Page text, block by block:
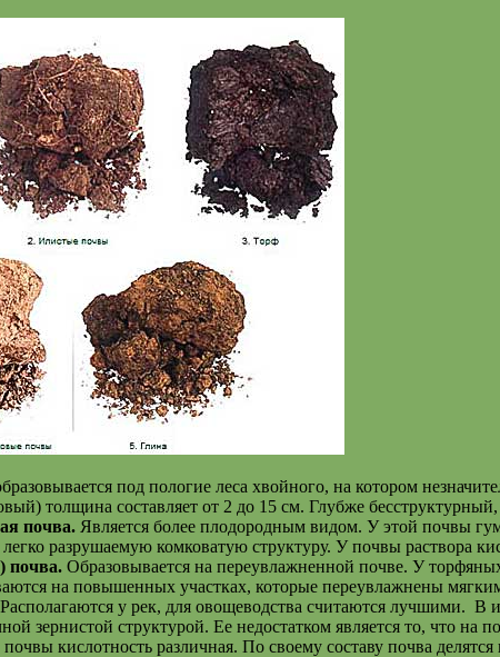
под пологие леса хвойного, на котором
толщина составляет от 2 до 15 см. Глубже
почва. Является более плодородным видом. У этой почвы
разрушаемую комковатую структуру. У почвы раствора
почва. Образовывается на переувлажненной почве. У
на повышенных участках, которые переувлажнены
Располагаются у рек, для овощеводства считаются лучшими. В
зернистой структурой. Ее недостатком является то, что на
кислотность различная. По своему составу почва